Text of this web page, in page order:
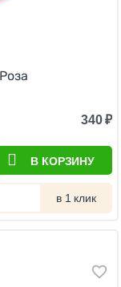
340₽
В КОРЗИНУ
в 1 клик